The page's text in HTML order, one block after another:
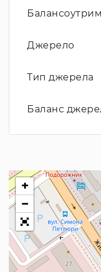
Джерело
Тип джерела
Баланс
+
−